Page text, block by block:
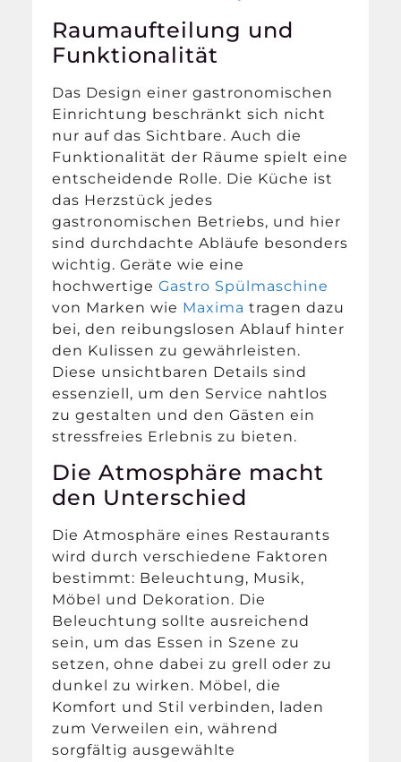
Raumaufteilung und
Funktionalität
Das Design einer gastronomischen
Einrichtung beschränkt sich nicht
nur auf das Sichtbare. Auch die
Funktionalität der Räume spielt eine
entscheidende Rolle. Die Küche ist
das Herzstück jedes
gastronomischen Betriebs, und hier
sind durchdachte Abläufe besonders
wichtig. Geräte wie eine
hochwertigeGastro Spülmaschine
von Marken wie Maxima tragen dazu
bei, den reibungslosen Ablauf hinter
den Kulissen zu gewährleisten.
Diese unsichtbaren Details sind
essenziell, um den Service nahtlos
zu gestalten und den Gästen ein
stressfreies Erlebnis zu bieten.
Die Atmosphäre macht
den Unterschied
Die Atmosphäre eines Restaurants
wird durch verschiedene Faktoren
bestimmt: Beleuchtung, Musik,
Möbel und Dekoration. Die
Beleuchtung sollte ausreichend
sein, um das Essen in Szene zu
setzen, ohne dabei zu grell oder zu
dunkel zu wirken. Möbel, die
Komfort und Stil verbinden, laden
zum Verweilen ein, während
sorgfältig ausgewählte